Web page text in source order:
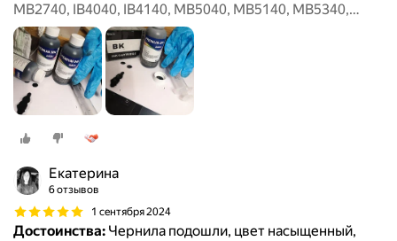
MB2740, IB4040, IB4140, MB5040, MB5140, MB5340,
MB5440, Canon PGI-1400BK, PGI-2400BK XL, 200 мл,
черные
Екатерина
6 отзывов
1 сентября 2024
Достоинства: Чернила подошли, цвет насыщенный,